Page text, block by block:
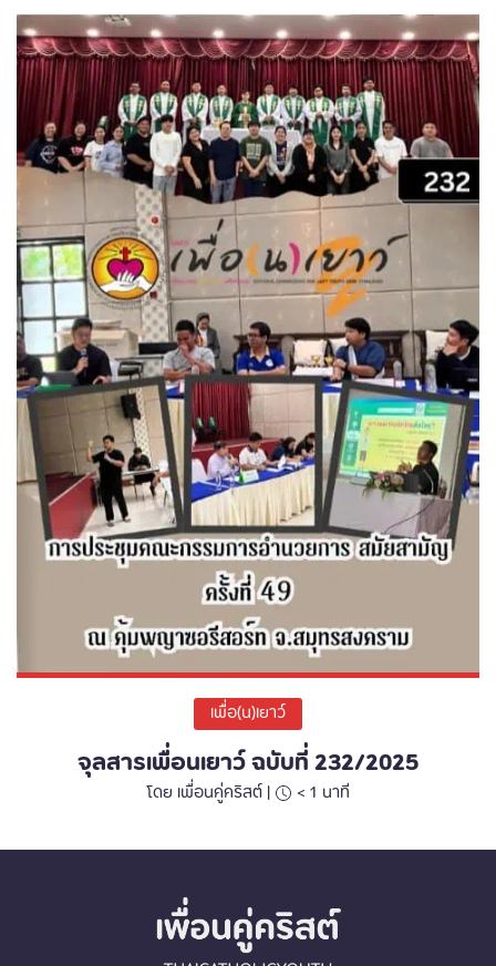
เพื่อ(น)เยาว์
จุลสารเพื่อนเยาว์ ฉบับที่ 232/2025
โดย เพื่อนคู่คริสต์ | < 1 นาที